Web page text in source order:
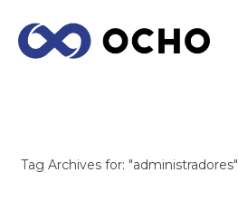
Tag Archives for: "administradores"